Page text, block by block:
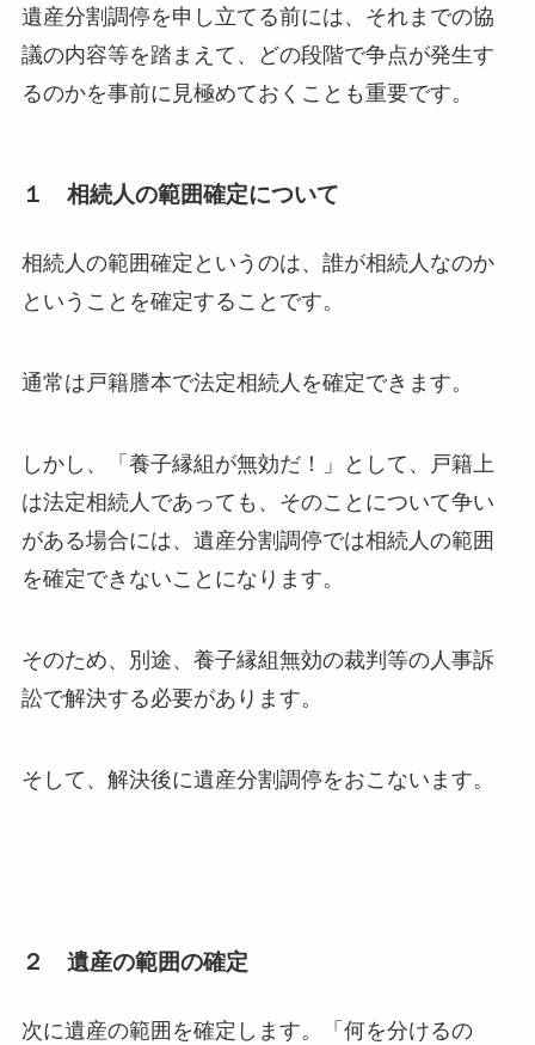
遺産分割調停を申し立てる前には、それまでの協
議の内容等を踏まえて、どの段階で争点が発生す
るのかを事前に見極めておくことも重要です。
１ 相続人の範囲確定について
相続人の範囲確定というのは、誰が相続人なのか
ということを確定することです。
通常は戸籍謄本で法定相続人を確定できます。
しかし、「養子縁組が無効だ！」として、戸籍上
は法定相続人であっても、そのことについて争い
がある場合には、遺産分割調停では相続人の範囲
を確定できないことになります。
そのため、別途、養子縁組無効の裁判等の人事訴
訟で解決する必要があります。
そして、解決後に遺産分割調停をおこないます。
２ 遺産の範囲の確定
次に遺産の範囲を確定します。「何を分けるの